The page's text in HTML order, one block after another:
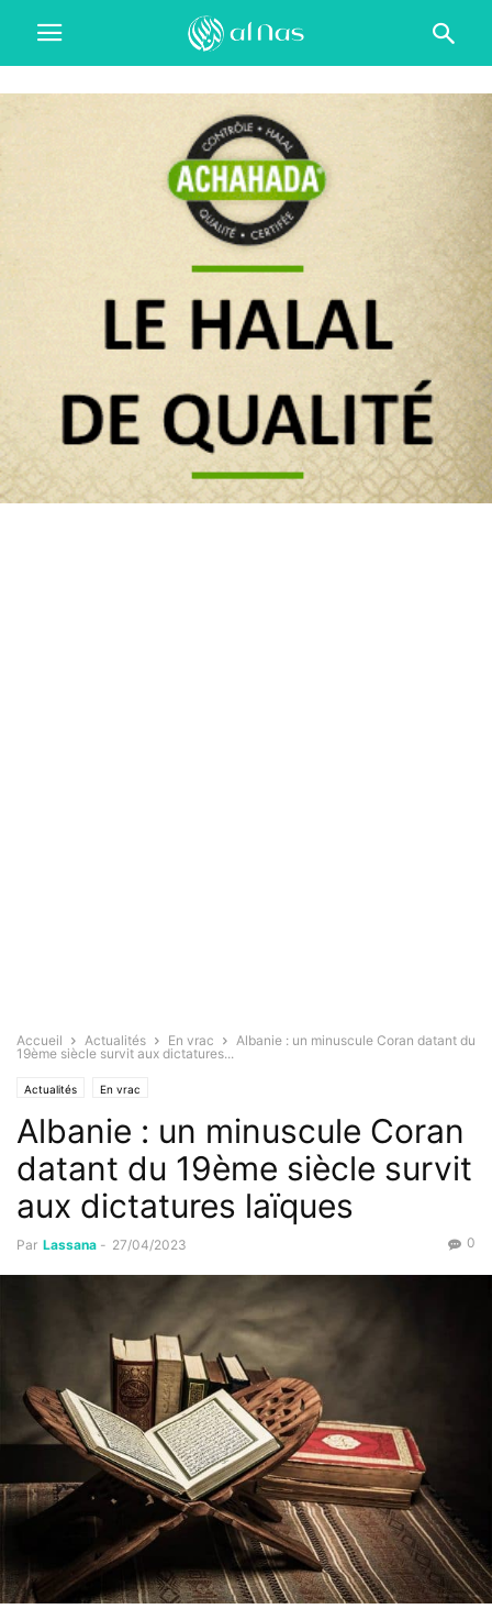
Accueil Actualités En vrac
Albanie : un minuscule Coran datant du
19ème siècle survit aux dictatures...
Actualités En vrac
Albanie : un minuscule Coran
datant du 19ème siècle survit
aux dictatures laïques
Par Lassana - 27/04/2023 0